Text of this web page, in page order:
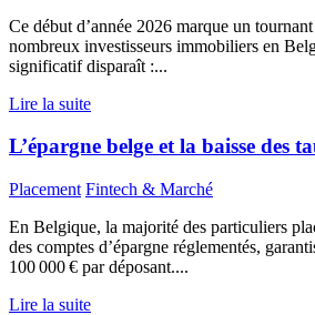
Ce début d’année 2026 marque un
nombreux investisseurs immobiliers en
significatif disparaît :...
Lire la suite
L’épargne belge et la baisse des
Placement Fintech & Marché
En Belgique, la majorité des particuliers
des comptes d’épargne réglementés,
100 000 € par déposant....
Lire la suite